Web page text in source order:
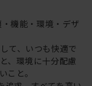
機能・環境・デザ
て、いつも快適で
、環境に十分配慮
こと。